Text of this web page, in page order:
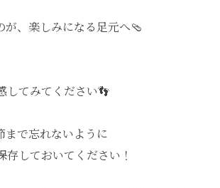
が、楽しみになる足元へ🩴
してみてください👣
まで忘れないように
存しておいてください！